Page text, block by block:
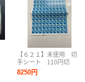
【６２１】未使用 切
手シート 110円切
手 100枚 額面
11,000円 日本郵政
8250円